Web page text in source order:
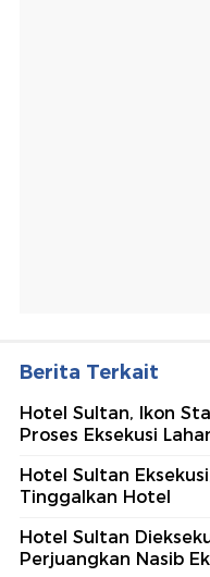
Berita Terkait
Hotel Sultan, Ikon
Proses Eksekusi
Hotel Sultan
Tinggalkan Hotel
Hotel Sultan
Perjuangkan Nasib